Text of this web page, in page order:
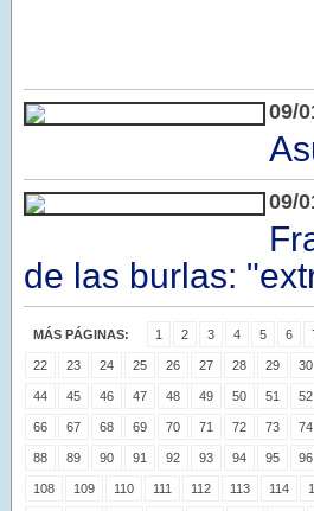
09/
09/
de las burlas:
MÁS PÁGINAS: 1 2 3 4 5 6
22 23 24 25 26 27 28 29 30
44 45 46 47 48 49 50 51 52
66 67 68 69 70 71 72 73 74
88 89 90 91 92 93 94 95 96
108 109 110 111 112 113 114